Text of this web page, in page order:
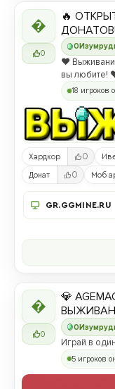

0
0
🔥
ДОНАТОВ!
❤️
вы любите!
18 игроков
Хардкор 0
Донат 0 Моб
GR.GGMINE.RU

0
0
💎
Играй в
5 игроков